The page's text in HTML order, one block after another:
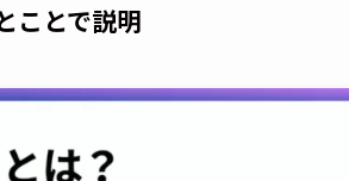
ことで説明